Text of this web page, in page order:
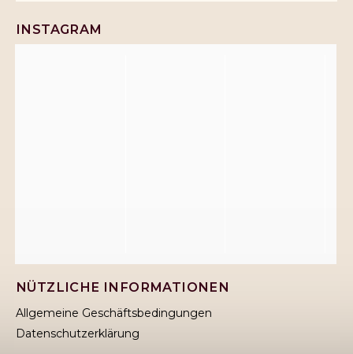
NÜTZLICHE INFORMATIONEN
Allgemeine Geschäftsbedingungen
Datenschutzerklärung
INSTAGRAM